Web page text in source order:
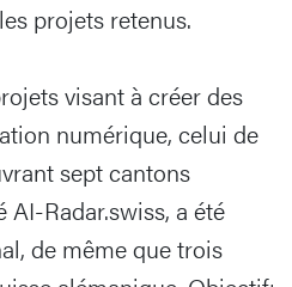
projets retenus.
visant à créer des
numérique, celui de
sept cantons
Radar.swiss, a été
de même que trois